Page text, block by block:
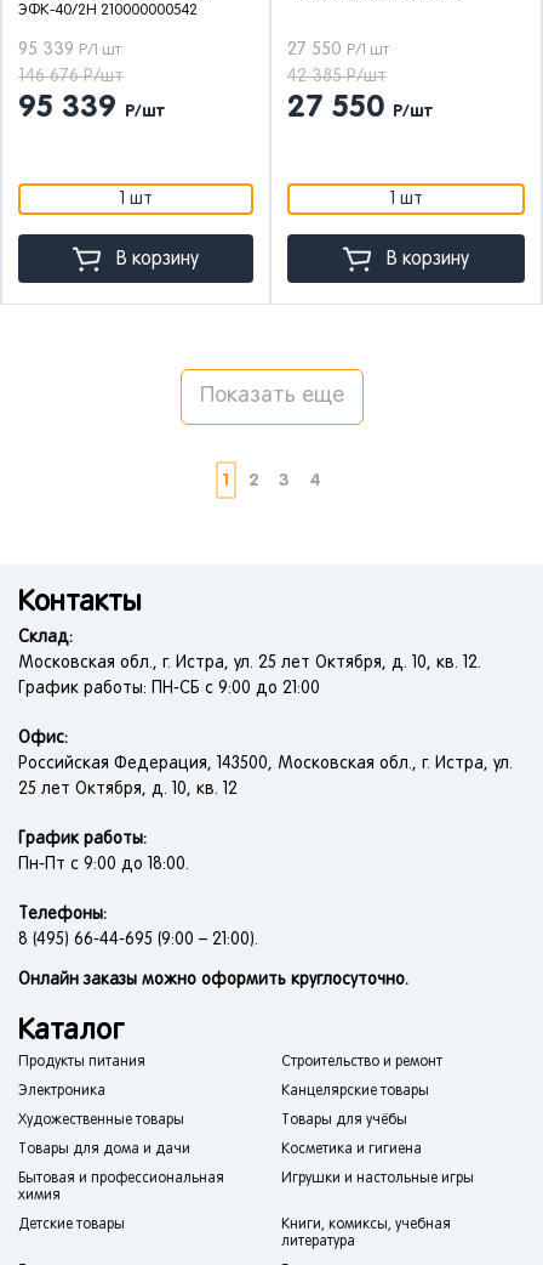
ЭФК-40/2Н 210000000542
95 339 Р/1 шт
146 676 Р/шт
95 339 Р/шт
1 шт
В корзину
27 550 Р/1 шт
42 385 Р/шт
27 550 Р/шт
1 шт
В корзину
Показать еще
1 2 3 4
Контакты
Склад:
Московская обл., г. Истра, ул. 25 лет Октября, д. 10, кв. 12.
График работы: ПН-СБ с 9:00 до 21:00
Офис:
Российская Федерация, 143500, Московская обл., г. Истра, ул.
25 лет Октября, д. 10, кв. 12
График работы:
Пн-Пт с 9:00 до 18:00.
Телефоны:
8 (495) 66-44-695 (9:00 – 21:00).
Онлайн заказы можно оформить круглосуточно.
Каталог
Продукты питания
Строительство и ремонт
Электроника
Канцелярские товары
Художественные товары
Товары для учёбы
Товары для дома и дачи
Косметика и гигиена
Бытовая и профессиональная
химия
Игрушки и настольные игры
Детские товары
Книги, комиксы, учебная
литература